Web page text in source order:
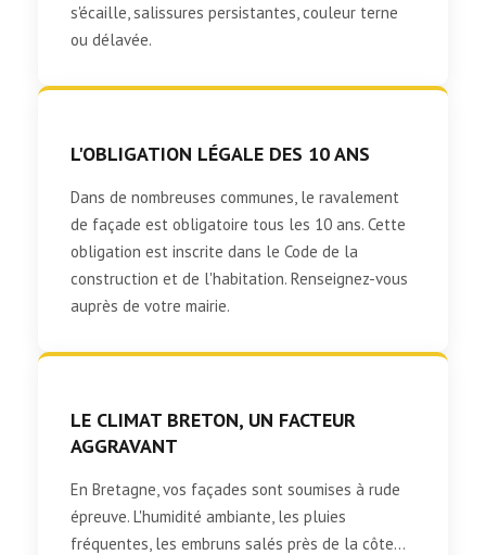
s'écaille, salissures persistantes, couleur terne
ou délavée.
L'OBLIGATION LÉGALE DES 10 ANS
Dans de nombreuses communes, le ravalement
de façade est obligatoire tous les 10 ans. Cette
obligation est inscrite dans le Code de la
construction et de l'habitation. Renseignez-vous
auprès de votre mairie.
LE CLIMAT BRETON, UN FACTEUR
AGGRAVANT
En Bretagne, vos façades sont soumises à rude
épreuve. L'humidité ambiante, les pluies
fréquentes, les embruns salés près de la côte...